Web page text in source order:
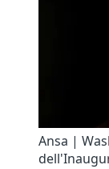
Ansa |